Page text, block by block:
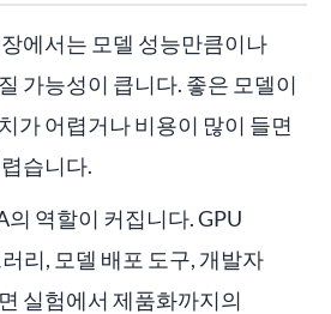
에서는 모델 성능만큼이나
가능성이 큽니다. 좋은 모델이
가 어렵거나 비용이 많이 들면
습니다.
역할이 커집니다. GPU
리, 모델 배포 도구, 개발자
실험에서 제품화까지의